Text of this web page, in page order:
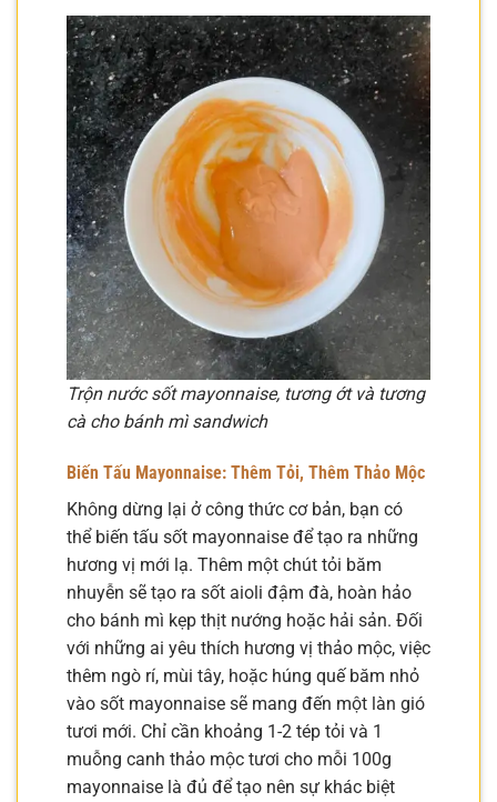
Trộn nước sốt mayonnaise, tương ớt và tương
cà cho bánh mì sandwich
Biến Tấu Mayonnaise: Thêm Tỏi, Thêm Thảo Mộc
Không dừng lại ở công thức cơ bản, bạn có
thể biến tấu sốt mayonnaise để tạo ra những
hương vị mới lạ. Thêm một chút tỏi băm
nhuyễn sẽ tạo ra sốt aioli đậm đà, hoàn hảo
cho bánh mì kẹp thịt nướng hoặc hải sản. Đối
với những ai yêu thích hương vị thảo mộc, việc
thêm ngò rí, mùi tây, hoặc húng quế băm nhỏ
vào sốt mayonnaise sẽ mang đến một làn gió
tươi mới. Chỉ cần khoảng 1-2 tép tỏi và 1
muỗng canh thảo mộc tươi cho mỗi 100g
mayonnaise là đủ để tạo nên sự khác biệt